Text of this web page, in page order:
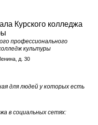
профессионального
культуры
д. 30
для людей у которых есть
в социальных сетях: